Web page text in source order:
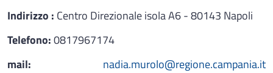
Indirizzo : Centro Direzionale isola A6 - 80143 Napoli
Telefono:0817967174
mail:
nadia.murolo@regione.campania.it